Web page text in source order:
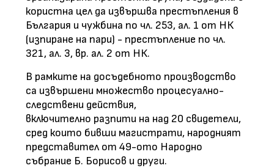
користна цел да извършва престъпления в
България и чужбина по чл. 253, ал. 1 от НК
(изпиране на пари) - престъпление по чл.
321, ал. 3, вр. ал. 2 от НК.
В рамките на досъдебното производство
са извършени множество процесуално-
следствени действия,
включително разпити на над 20 свидетели,
сред които бивши магистрати, народният
представител от 49-ото Народно
събрание Б. Борисов и други.